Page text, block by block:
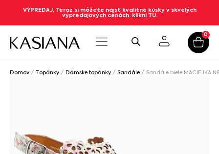
VÝPREDAJ, Teraz si môžete nájsť kvalitné kúsky v skvelých
výpredajových cenách. klikni TU.
0
Domov / Topánky / Dámske topánky / Sandále / Sandále biele MACIEJKA